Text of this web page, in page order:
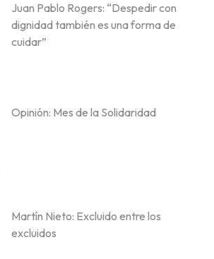
Juan Pablo Rogers: “Despedir con
dignidad también es una forma de
cuidar”
Opinión: Mes de la Solidaridad
Martín Nieto: Excluido entre los
excluidos